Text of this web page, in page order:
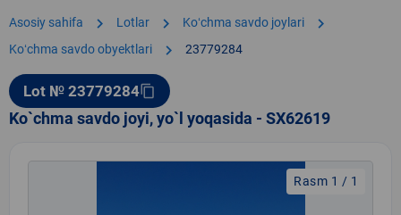
Asosiy sahifa chevron_right Lotlar chevron_right Koʻchma savdo joylari chevron_right
Koʻchma savdo obyektlari chevron_right 23779284
Lot № 23779284content_copy
Ko`chma savdo joyi, yo`l yoqasida - SX62619
Rasm 1 / 1